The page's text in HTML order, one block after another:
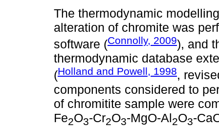
The thermodynamic
alteration of chromite was
software (Connolly, 2009), and
thermodynamic database
(Holland and Powell, 1998,
components considered to
of chromitite sample were
Fe2O3-Cr2O3-MgO-Al2O3-